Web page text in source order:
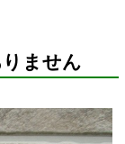
ません